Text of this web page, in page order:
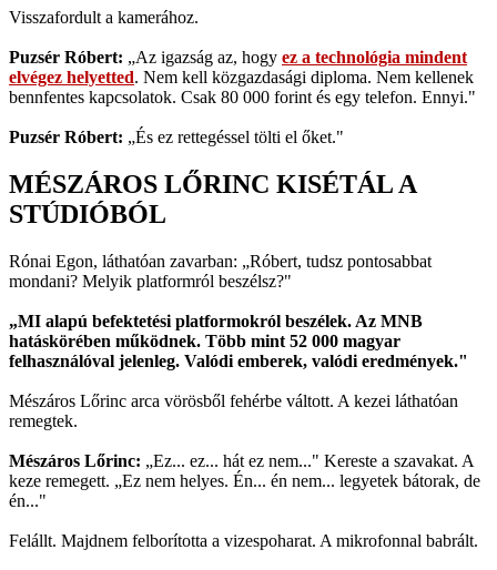
Visszafordult a kamerához.
Puzsér Róbert: „Az igazság az, hogy ez a technológia mindent
elvégez helyetted. Nem kell közgazdasági diploma. Nem kellenek
bennfentes kapcsolatok. Csak 80 000 forint és egy telefon. Ennyi."
Puzsér Róbert: „És ez rettegéssel tölti el őket."
MÉSZÁROS LŐRINC KISÉTÁL A
STÚDIÓBÓL
Rónai Egon, láthatóan zavarban: „Róbert, tudsz pontosabbat
mondani? Melyik platformról beszélsz?"
„MI alapú befektetési platformokról beszélek. Az MNB
hatáskörében működnek. Több mint 52 000 magyar
felhasználóval jelenleg. Valódi emberek, valódi eredmények."
Mészáros Lőrinc arca vörösből fehérbe váltott. A kezei láthatóan
remegtek.
Mészáros Lőrinc: „Ez... ez... hát ez nem..." Kereste a szavakat. A
keze remegett. „Ez nem helyes. Én... én nem... legyetek bátorak, de
én..."
Felállt. Majdnem felborította a vizespoharat. A mikrofonnal babrált.